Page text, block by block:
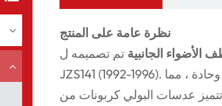
نظرة عامة على المنتج
الأضواء الجانبية تم تصميمه ل Toyota Crown
JZS141 (1992-1996). توفر مصابيح المؤشرات الأمامية عالية الجودة هذه إضاءة مشرقة وحادة ، مما
عدسات البولي كربونات من